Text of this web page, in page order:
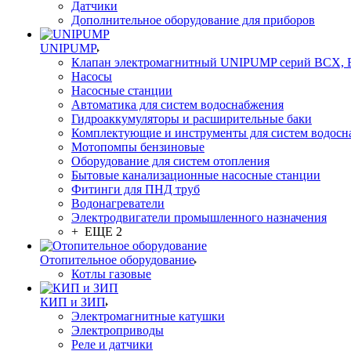
Датчики
Дополнительное оборудование для приборов
UNIPUMP
Клапан электромагнитный UNIPUMP серий BCX,
Насосы
Насосные станции
Автоматика для систем водоснабжения
Гидроаккумуляторы и расширительные баки
Комплектующие и инструменты для систем
Мотопомпы бензиновые
Оборудование для систем отопления
Бытовые канализационные насосные станции
Фитинги для ПНД труб
Водонагреватели
Электродвигатели промышленного назначения
+ ЕЩЕ 2
Отопительное оборудование
Котлы газовые
КИП и ЗИП
Электромагнитные катушки
Электроприводы
Реле и датчики